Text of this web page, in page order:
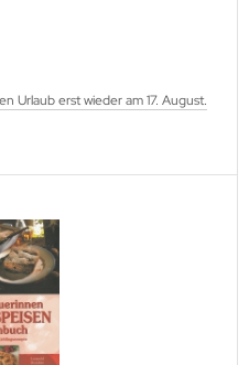
Urlaub erst wieder am 17. August.